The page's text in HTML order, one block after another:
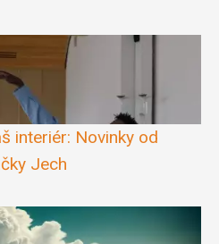
interiér: Novinky od
Jech